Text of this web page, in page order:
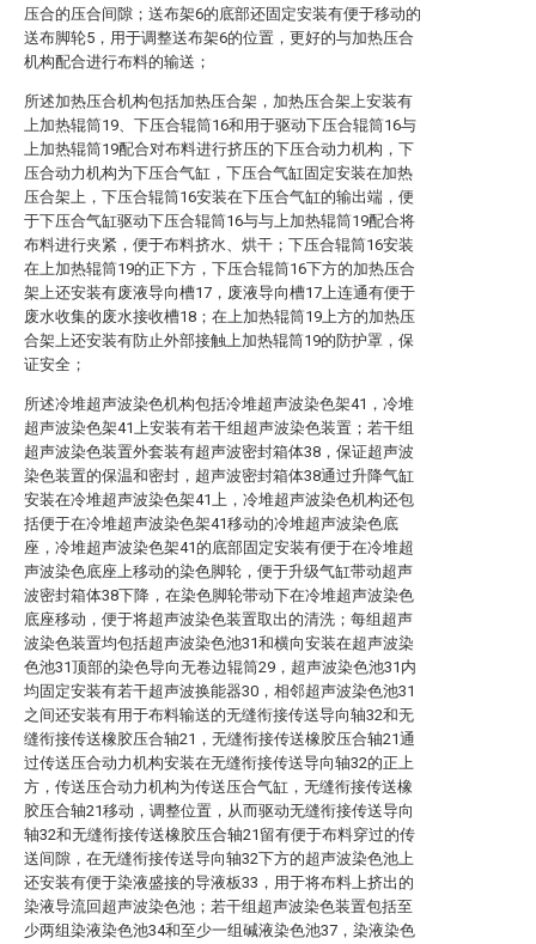
压合的压合间隙；送布架6的底部还固定安装有便于移动的
送布脚轮5，用于调整送布架6的位置，更好的与加热压合
机构配合进行布料的输送；
所述加热压合机构包括加热压合架，加热压合架上安装有
上加热辊筒19、下压合辊筒16和用于驱动下压合辊筒16与
上加热辊筒19配合对布料进行挤压的下压合动力机构，下
压合动力机构为下压合气缸，下压合气缸固定安装在加热
压合架上，下压合辊筒16安装在下压合气缸的输出端，便
于下压合气缸驱动下压合辊筒16与与上加热辊筒19配合将
布料进行夹紧，便于布料挤水、烘干；下压合辊筒16安装
在上加热辊筒19的正下方，下压合辊筒16下方的加热压合
架上还安装有废液导向槽17，废液导向槽17上连通有便于
废水收集的废水接收槽18；在上加热辊筒19上方的加热压
合架上还安装有防止外部接触上加热辊筒19的防护罩，保
证安全；
所述冷堆超声波染色机构包括冷堆超声波染色架41，冷堆
超声波染色架41上安装有若干组超声波染色装置；若干组
超声波染色装置外套装有超声波密封箱体38，保证超声波
染色装置的保温和密封，超声波密封箱体38通过升降气缸
安装在冷堆超声波染色架41上，冷堆超声波染色机构还包
括便于在冷堆超声波染色架41移动的冷堆超声波染色底
座，冷堆超声波染色架41的底部固定安装有便于在冷堆超
声波染色底座上移动的染色脚轮，便于升级气缸带动超声
波密封箱体38下降，在染色脚轮带动下在冷堆超声波染色
底座移动，便于将超声波染色装置取出的清洗；每组超声
波染色装置均包括超声波染色池31和横向安装在超声波染
色池31顶部的染色导向无卷边辊筒29，超声波染色池31内
均固定安装有若干超声波换能器30，相邻超声波染色池31
之间还安装有用于布料输送的无缝衔接传送导向轴32和无
缝衔接传送橡胶压合轴21，无缝衔接传送橡胶压合轴21通
过传送压合动力机构安装在无缝衔接传送导向轴32的正上
方，传送压合动力机构为传送压合气缸，无缝衔接传送橡
胶压合轴21移动，调整位置，从而驱动无缝衔接传送导向
轴32和无缝衔接传送橡胶压合轴21留有便于布料穿过的传
送间隙，在无缝衔接传送导向轴32下方的超声波染色池上
还安装有便于染液盛接的导液板33，用于将布料上挤出的
染液导流回超声波染色池；若干组超声波染色装置包括至
少两组染液染色池34和至少一组碱液染色池37，染液染色